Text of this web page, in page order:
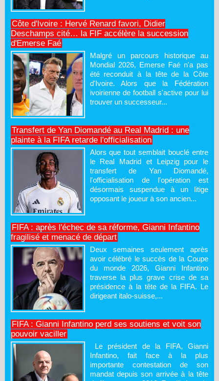
Côte d'Ivoire : Hervé Renard favori, Didier
Deschamps cité… la FIF accélère la succession
d'Emerse Faé
Malgré un parcours historique au
Mondial 2026, Emerse Faé n'a pas
été reconduit à la tête de la Côte
d'Ivoire. Alors que la Fédération
ivoirienne de football s'active pour lui
trouver un successeur...
Transfert de Yan Diomandé au Real Madrid : une
plainte à la FIFA retarde l'officialisation
Alors que tout semblait bouclé entre
le Real Madrid et Leipzig pour le
transfert de Yan Diomandé,
l'officialisation de l'opération est
désormais suspendue à un litige
opposant le joueur à son ancien...
FIFA : après l'échec de sa réforme, Gianni Infantino
fragilisé et menacé de départ
Deux semaines seulement après
avoir célébré le succès de la Coupe
du monde 2026, Gianni Infantino
traverse la plus grave crise de sa
présidence à la tête de la FIFA. Le
dirigeant italo-suisse,...
FIFA : Gianni Infantino perd ses soutiens et voit son
pouvoir vaciller
Le président de la FIFA, Gianni
Infantino, fait face à la plus
importante contestation de son
mandat depuis son arrivée à la tête